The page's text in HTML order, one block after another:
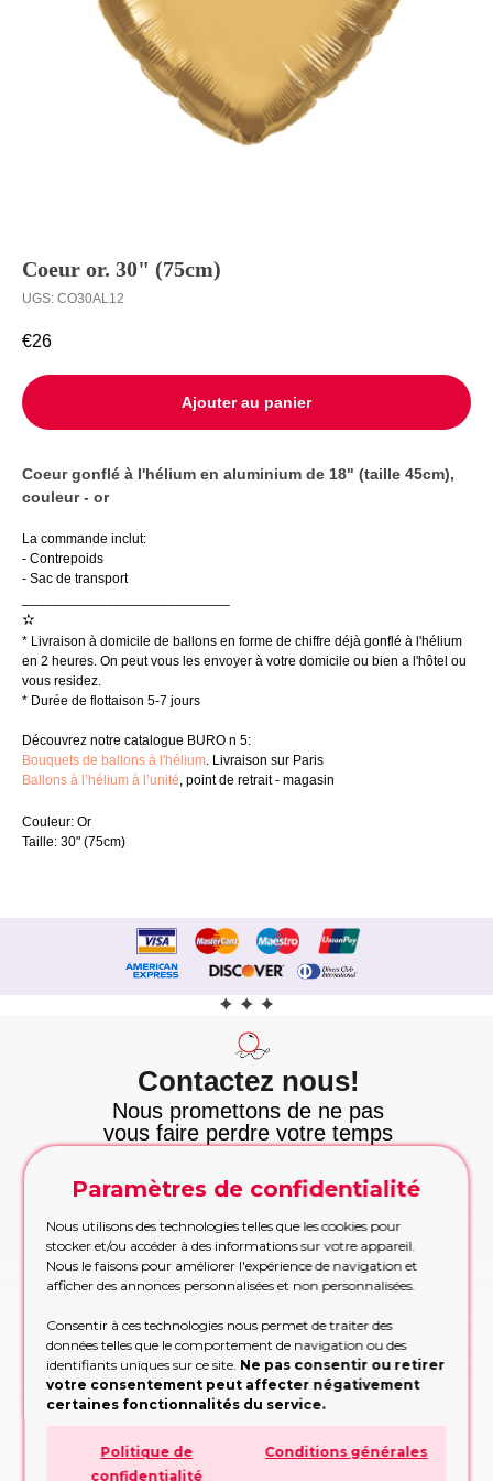
Ballons à
l’unité
Livraison
Contact
Coeur оr. 30" (75cm)
UGS: CO30AL12
€26
Ajouter au panier
Coeur gonflé à l'hélium en aluminium de 18" (taille 45cm),
couleur - оr
La commande inclut:
- Contrepoids
- Sac de transport
✫
* Livraison à domicile de ballons en forme de chiffre déjà gonflé à l'hélium
en 2 heures. On peut vous les envoyer à votre domicile ou bien a l'hôtel ou
vous residez.
* Durée de flottaison 5-7 jours
Découvrez notre catalogue BURO n 5:
Bouquets de ballons à l'hélium. Livraison sur Paris
Ballons à l’hélium à l’unité, point de retrait - magasin
Couleur: Or
Taille: 30" (75cm)
Contactez nous!
Nous promettons de ne pas
vous faire perdre votre temps
promesse!
Formulaire de demande
Remplissez le formulaire, nous vous
Etre rappelé
Trop occupé pour appeler? Partagez vos
contacts, nous vous rappellerons
RAPPELEZ-MOI!
Appelez maintenant
Appelez-nous pour les commandes urgentes
pendant les heures de bureau
APPELEZ MAINTENANT!
Paramètres de confidentialité
Nous utilisons des technologies telles que les cookies pour
stocker et/ou accéder à des informations sur votre appareil.
Nous le faisons pour améliorer l'expérience de navigation et
afficher des annonces personnalisées et non personnalisées.
Consentir à ces technologies nous permet de traiter des
données telles que le comportement de navigation ou des
identifiants uniques sur ce site. Ne pas consentir ou retirer
votre consentement peut affecter négativement
certaines fonctionnalités du service.
Politique de
confidentialité
Conditions générales